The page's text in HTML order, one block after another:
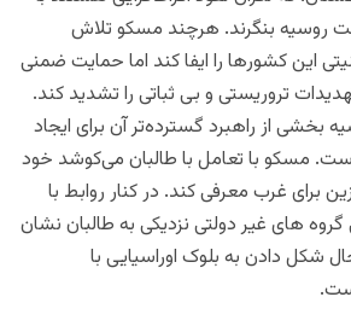
روسیه بنگرند. هرچند مسکو تلاش
این کشورها را ایفا کند اما حمایت ضمنی
تروریستی و بی‌ ثباتی را تشدید کند.
از راهبرد گسترده‌تر آن برای ایجاد
مسکو با تعامل با طالبان می‌کوشد خود
برای غرب معرفی کند. در کنار روابط با
های غیر دولتی نزدیکی به طالبان نشان
شکل‌ دادن به بلوک اوراسیایی با